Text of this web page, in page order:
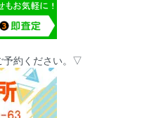
約ください。▽